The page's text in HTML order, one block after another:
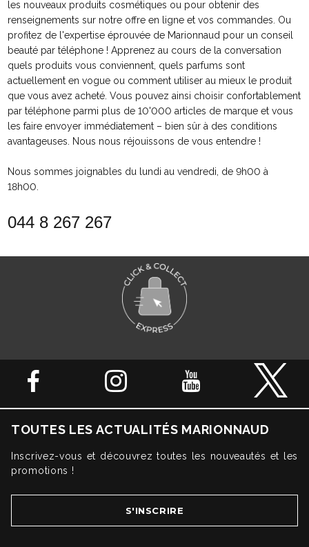
les nouveaux produits cosmétiques ou pour obtenir des
renseignements sur notre offre en ligne et vos commandes. Ou
profitez de l'expertise éprouvée de Marionnaud pour un conseil
beauté par téléphone ! Apprenez au cours de la conversation
quels produits vous conviennent, quels parfums sont
actuellement en vogue ou comment utiliser au mieux le produit
que vous avez acheté. Vous pouvez ainsi choisir confortablement
par téléphone parmi plus de 10'000 articles de marque et vous
les faire envoyer immédiatement – bien sûr à des conditions
avantageuses. Nous nous réjouissons de vous entendre !
Nous sommes joignables du lundi au vendredi, de 9h00 à
18h00.
044 8 267 267
TOUTES LES ACTUALITÉS MARIONNAUD
Inscrivez-vous et découvrez toutes les nouveautés et les
promotions !
S'INSCRIRE